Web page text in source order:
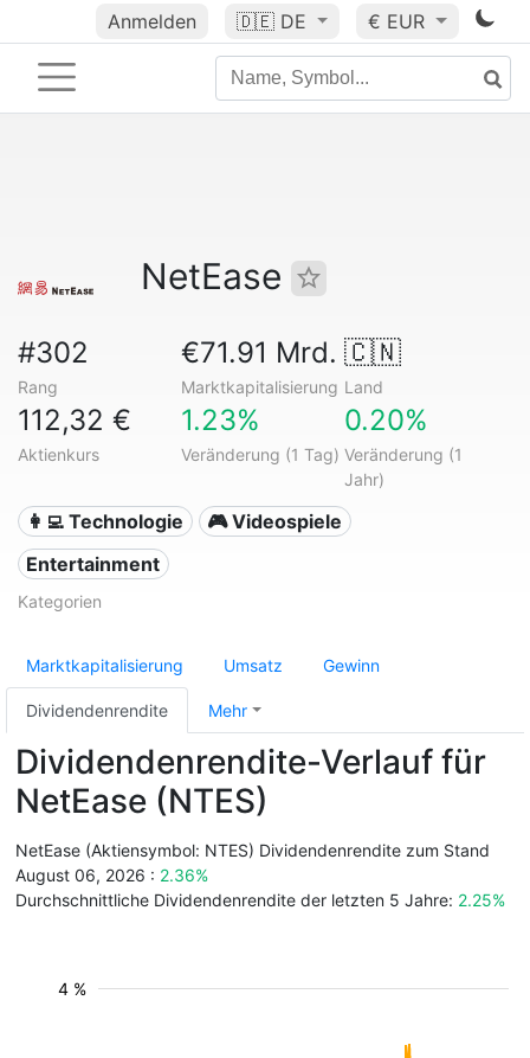
Anmelden 🇩🇪 DE € EUR
NetEase
#302
Rang
€71.91 Mrd.
Marktkapitalisierung
🇨🇳
Land
112,32 €
Aktienkurs
1.23%
Veränderung (1 Tag)
0.20%
Veränderung (1
Jahr)
👩‍💻 Technologie
🎮 Videospiele
Entertainment
Kategorien
Marktkapitalisierung Umsatz Gewinn
Dividendenrendite Mehr
Dividendenrendite-Verlauf für
NetEase (NTES)
NetEase (Aktiensymbol: NTES) Dividendenrendite zum Stand
August 06, 2026 : 2.36%
Durchschnittliche Dividendenrendite der letzten 5 Jahre: 2.25%
4 %